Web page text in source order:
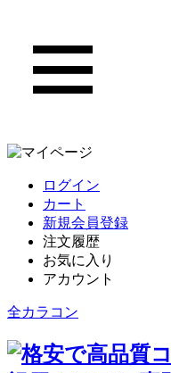
ログイン
カート
新規会員登録
注文履歴
お気に入り
アカウント
全カラコン